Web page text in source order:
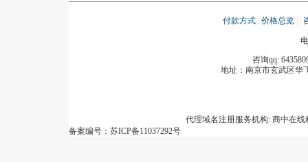
付款方式 价格总览
咨询qq:
地址： 南京市玄武区华
代理域名注册服务机构: 商中在
备案编号：苏ICP备11037292号